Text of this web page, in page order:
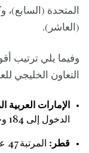
المتحدة (السابع)،
(العاشر).
وفيما يلي ترتيب
التعاون الخليجي للعام
الإمارات العربية
الدخول إلى 184 وجهة من دون تأشيرة أو بتأشيرة عند الوصول.
قطر: